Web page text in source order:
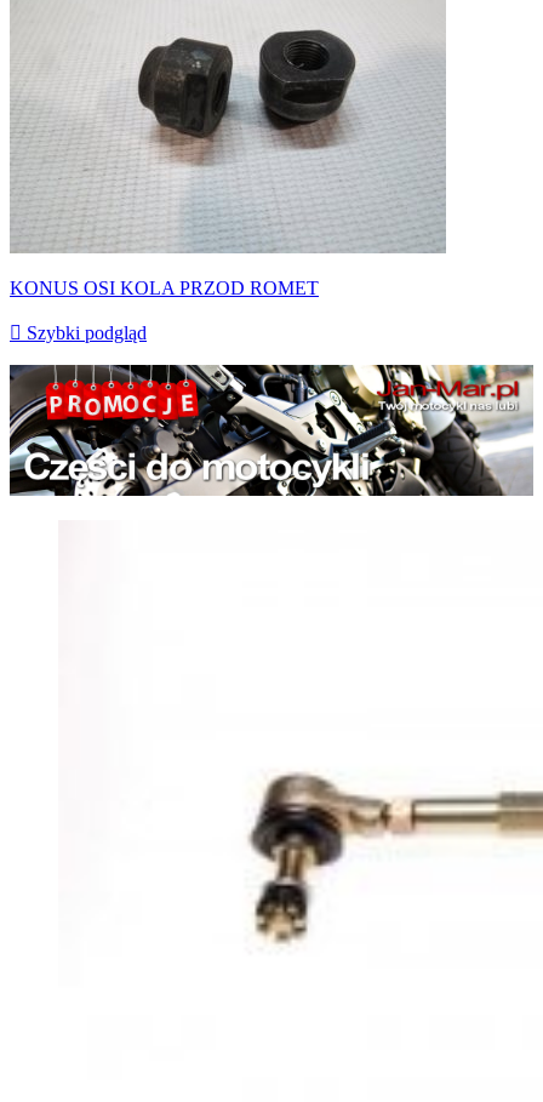
KONUS OSI KOLA PRZOD ROMET
 Szybki podgląd